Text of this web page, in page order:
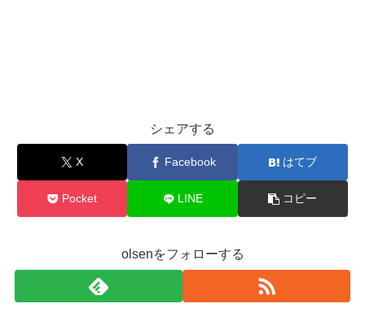
シェアする
X Facebook はてブ
Pocket LINE コピー
olsenをフォローする